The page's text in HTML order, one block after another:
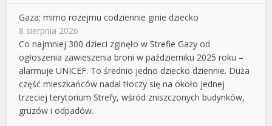
Gaza: mimo rozejmu codziennie ginie dziecko
8 sierpnia 2026
Co najmniej 300 dzieci zginęło w Strefie Gazy od
ogłoszenia zawieszenia broni w październiku 2025 roku –
alarmuje UNICEF. To średnio jedno dziecko dziennie. Duża
część mieszkańców nadal tłoczy się na około jednej
trzeciej terytorium Strefy, wśród zniszczonych budynków,
gruzów i odpadów.